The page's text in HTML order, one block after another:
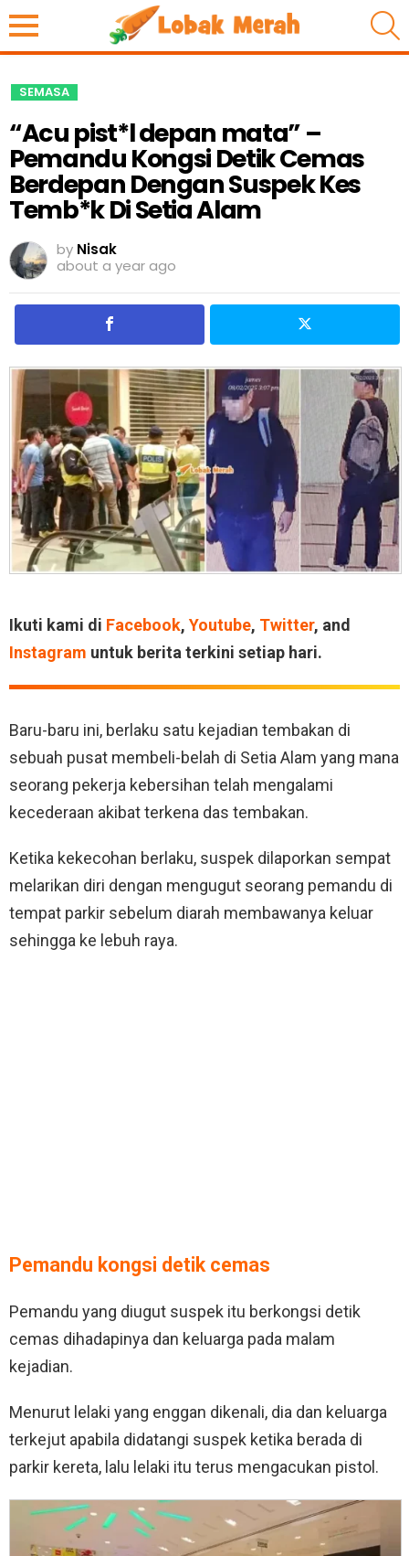
SEMASA
“Acu pist*l depan mata” –
Pemandu Kongsi Detik Cemas
Berdepan Dengan Suspek Kes
Temb*k Di Setia Alam
by Nisak
about a year ago
Ikuti kami di Facebook, Youtube, Twitter, and
Instagram untuk berita terkini setiap hari.
Baru-baru ini, berlaku satu kejadian tembakan di
sebuah pusat membeli-belah di Setia Alam yang mana
seorang pekerja kebersihan telah mengalami
kecederaan akibat terkena das tembakan.
Ketika kekecohan berlaku, suspek dilaporkan sempat
melarikan diri dengan mengugut seorang pemandu di
tempat parkir sebelum diarah membawanya keluar
sehingga ke lebuh raya.
Pemandu kongsi detik cemas
Pemandu yang diugut suspek itu berkongsi detik
cemas dihadapinya dan keluarga pada malam
kejadian.
Menurut lelaki yang enggan dikenali, dia dan keluarga
terkejut apabila didatangi suspek ketika berada di
parkir kereta, lalu lelaki itu terus mengacukan pistol.